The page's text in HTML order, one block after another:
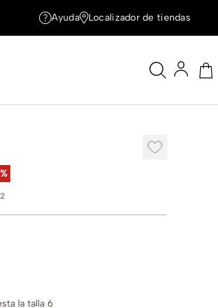
Ayuda Localizador de tiendas
la talla 6